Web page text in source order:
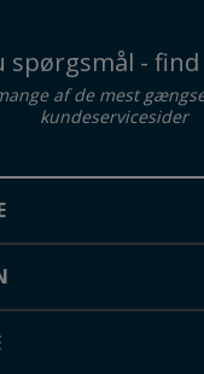
spørgsmål -
af de mest
kundeservicesider